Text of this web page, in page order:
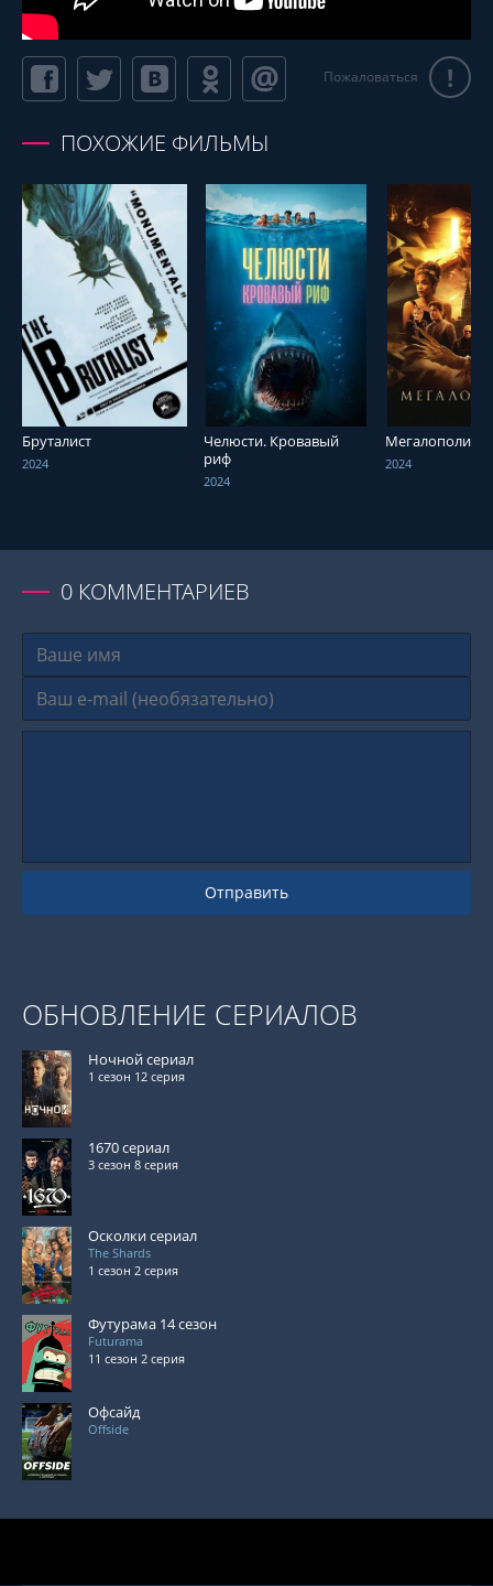
Пожаловаться !
ПОХОЖИЕ ФИЛЬМЫ
СМОТРЕТЬ ОНЛАЙН
Бруталист
2024
СМОТРЕТЬ ОНЛАЙН
Челюсти. Кровавый
риф
2024
СМОТРЕТЬ
Мегалополис
2024
0 КОММЕНТАРИЕВ
Отправить
ОБНОВЛЕНИЕ СЕРИАЛОВ
Ночной сериал
1 сезон 12 серия
1670 сериал
3 сезон 8 серия
Осколки сериал
The Shards
1 сезон 2 серия
Футурама 14 сезон
Futurama
11 сезон 2 серия
Офсайд
Offside